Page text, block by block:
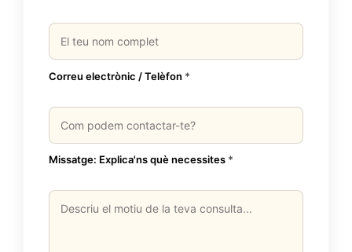
Correu electrònic / Telèfon *
Missatge: Explica'ns què necessites *